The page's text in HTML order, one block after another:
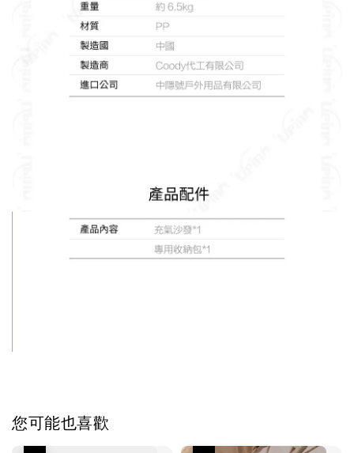
您可能也喜歡